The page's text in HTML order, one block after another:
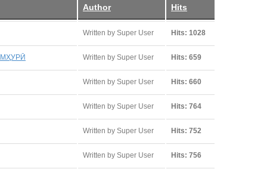
Author Hits
Written by Super User Hits: 1028
Written by Super User Hits: 659
Written by Super User Hits: 660
Written by Super User Hits: 764
Written by Super User Hits: 752
Written by Super User Hits: 756